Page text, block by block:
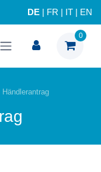
DE FR IT EN
0
Händlerantrag